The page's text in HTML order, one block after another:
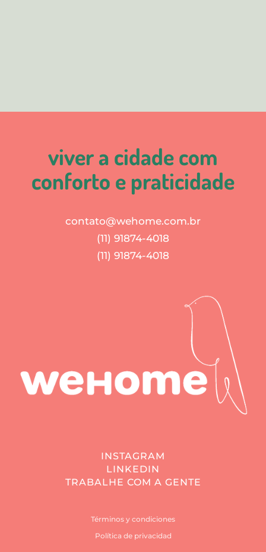
viver a cidade com
conforto e praticidade
contato@wehome.com.br
(11) 91874-4018
(11) 91874-4018
Términos y condiciones
Política de privacidad
INSTAGRAM
LINKEDIN
TRABALHE COM A GENTE